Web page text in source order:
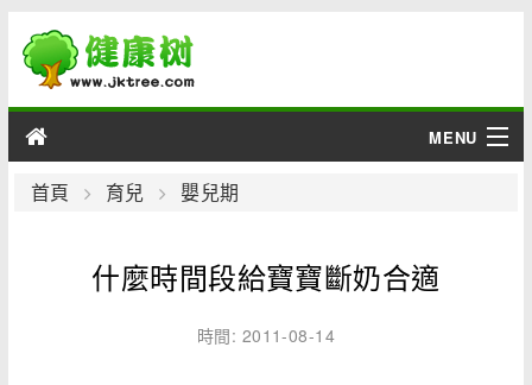
MENU
男性
首頁 育兒 嬰兒期
什麼時間段給寶寶斷奶合適
時間: 2011-08-14